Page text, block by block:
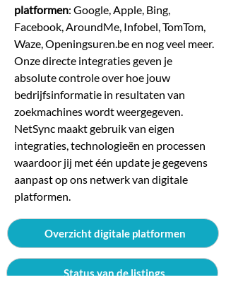
platformen: Google, Apple, Bing,
Facebook, AroundMe, Infobel, TomTom,
Waze, Openingsuren.be en nog veel meer.
Onze directe integraties geven je
absolute controle over hoe jouw
bedrijfsinformatie in resultaten van
zoekmachines wordt weergegeven.
NetSync maakt gebruik van eigen
integraties, technologieën en processen
waardoor jij met één update je gegevens
aanpast op ons netwerk van digitale
platformen.
Overzicht digitale platformen
Status van de listings